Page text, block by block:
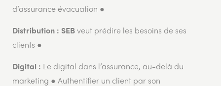
d’assurance évacuation ●
Distribution : SEB veut prédire les besoins de ses
clients ●
Digital : Le digital dans l’assurance, au-delà du
marketing ● Authentifier un client par son